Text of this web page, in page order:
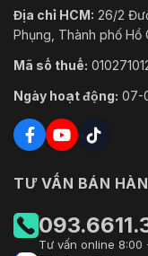
Địa chỉ HCM: 26/2
Phụng, Thành phố Hồ
Mã số thuế:
Ngày hoạt động: 07-
TƯ VẤN BÁN
Tư vấn online 8:00